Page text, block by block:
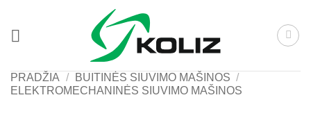
content
PRADŽIA / BUITINĖS SIUVIMO MAŠINOS /
ELEKTROMECHANINĖS SIUVIMO MAŠINOS